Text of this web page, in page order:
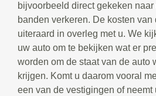
bijvoorbeeld direct gekeken
banden verkeren. De kosten van
uiteraard in overleg met u. We
uw auto om te bekijken wat er
worden om de staat van de auto
krijgen. Komt u daarom vooral
een van de vestigingen of